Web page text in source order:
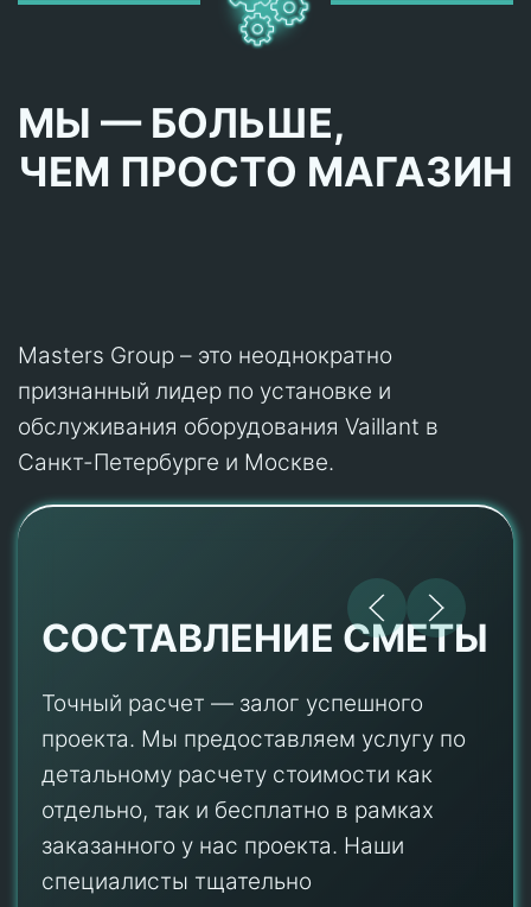
МЫ — БОЛЬШЕ,
ЧЕМ ПРОСТО МАГАЗИН
Masters Group – это неоднократно
признанный лидер по установке и
обслуживания оборудования Vaillant в
Санкт-Петербурге и Москве.
СОСТАВЛЕНИЕ СМЕТЫ
Точный расчет — залог успешного
проекта. Мы предоставляем услугу по
детальному расчету стоимости как
отдельно, так и бесплатно в рамках
заказанного у нас проекта. Наши
специалисты тщательно